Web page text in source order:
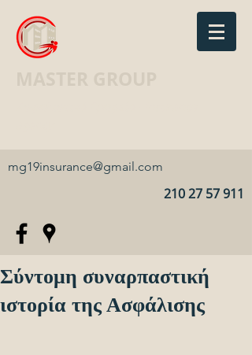
mg19insurance@gmail.com
210 27 57 911
Σύντομη συναρπαστική
ιστορία της Ασφάλισης